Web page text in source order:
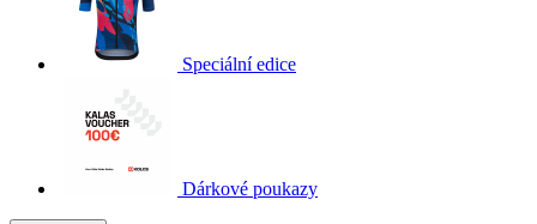
Speciální edice
Dárkové poukazy